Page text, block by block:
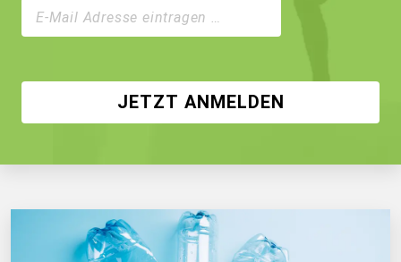
JETZT ANMELDEN